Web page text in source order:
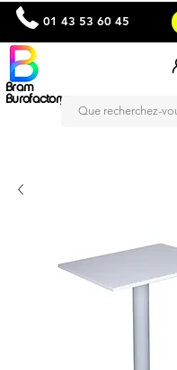
Bram
Burofactory
01 43 53 60 45